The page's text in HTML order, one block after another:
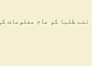
طلبا کو عام معلومات